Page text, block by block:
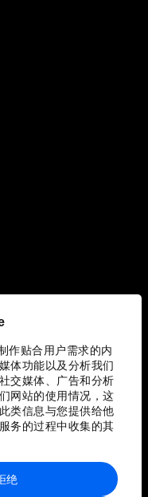
作贴合用户需求的内
体功能以及分析我们
交媒体、广告和分析
网站的使用情况，这
类信息与您提供给他
务的过程中收集的其
绝